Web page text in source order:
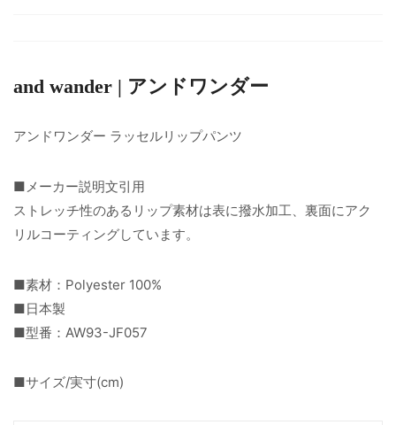
and wander | アンドワンダー
アンドワンダー ラッセルリップパンツ
■メーカー説明文引用
ストレッチ性のあるリップ素材は表に撥水加工、裏面にアク
リルコーティングしています。
■素材：Polyester 100%
■日本製
■型番：AW93-JF057
■サイズ/実寸(cm)